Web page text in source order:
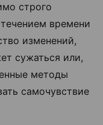
строго
времени
изменений,
сужаться или,
методы
самочувствие